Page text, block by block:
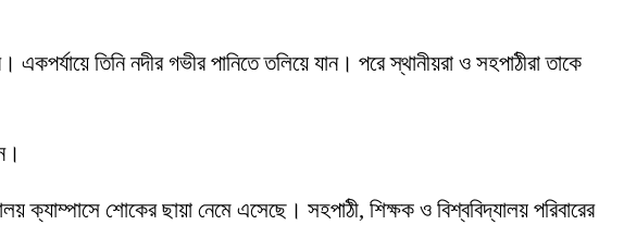
তিনি নদীর গভীর পানিতে তলিয়ে যান। পরে স্থানীয়রা ও সহপাঠীরা তাকে
ক্যাম্পাসে শোকের ছায়া নেমে এসেছে। সহপাঠী, শিক্ষক ও বিশ্ববিদ্যালয় পরিবারের